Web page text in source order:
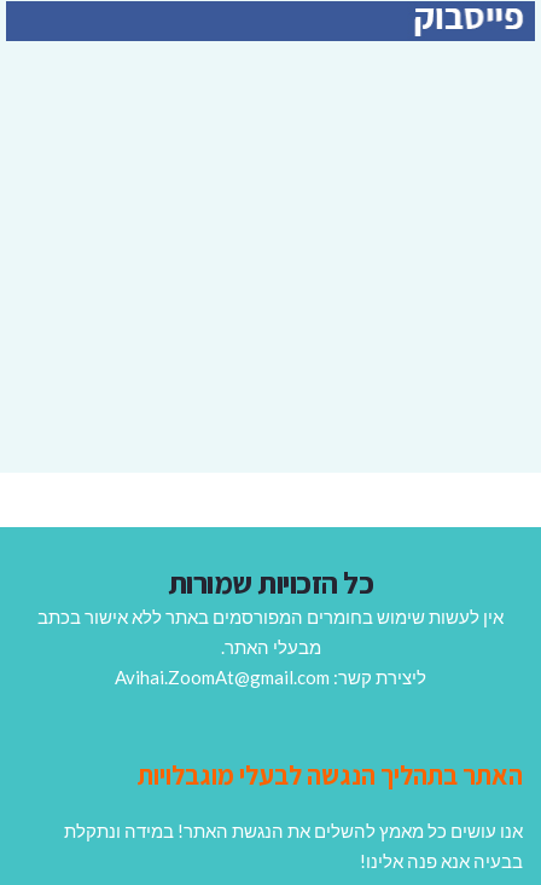
כל הזכויות שמורות
אין לעשות שימוש בחומרים המפורסמים באתר ללא אישור בכתב
מבעלי האתר.
ליצירת קשר: Avihai.ZoomAt@gmail.com
האתר בתהליך הנגשה לבעלי מוגבלויות
אנו עושים כל מאמץ להשלים את הנגשת האתר! במידה ונתקלת
בבעיה אנא פנה אלינו!